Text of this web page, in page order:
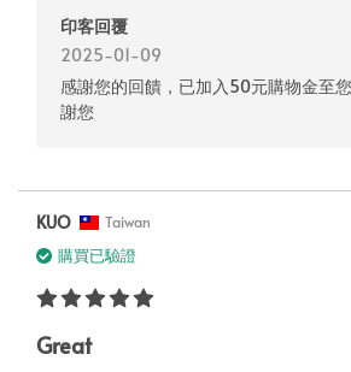
印客回覆
2025-01-09
感謝您的回饋，已加入50元購物金至
謝您
KUO Taiwan
購買已驗證
Great